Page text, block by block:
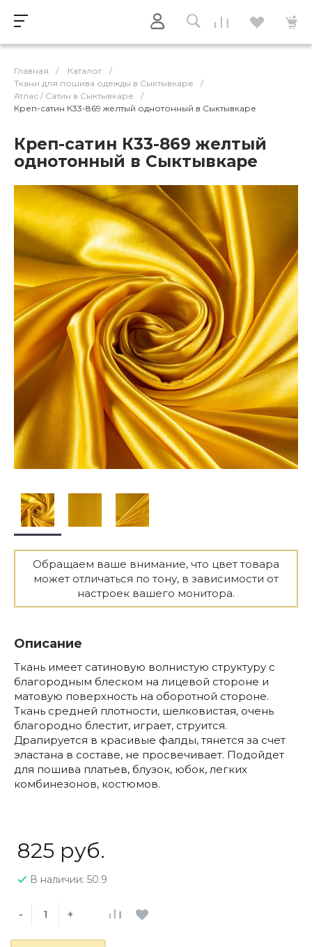
Главная / Каталог
/
Ткани для пошива одежды в Сыктывкаре
/
Атлас / Cатин в Сыктывкаре
/
Креп-сатин К33-869 желтый однотонный в Сыктывкаре
Креп-сатин К33-869 желтый
однотонный в Сыктывкаре
Обращаем ваше внимание, что цвет товара
может отличаться по тону, в зависимости от
настроек вашего монитора.
Описание
Ткань имеет сатиновую волнистую структуру с
благородным блеском на лицевой стороне и
матовую поверхность на оборотной стороне.
Ткань средней плотности, шелковистая, очень
благородно блестит, играет, струится.
Драпируется в красивые фалды, тянется за счет
эластана в составе, не просвечивает. Подойдет
для пошива платьев, блузок, юбок, легких
комбинезонов, костюмов.
825 руб.
В наличии: 50.9
- +